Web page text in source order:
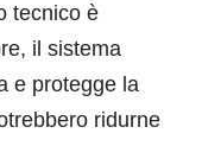
tecnico è
il sistema
e protegge la
ridurne